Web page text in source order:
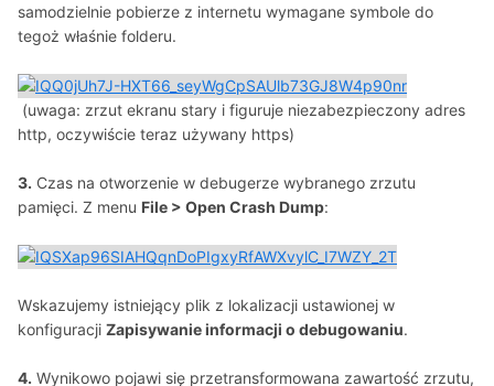
samodzielnie pobierze z internetu wymagane symbole do
tegoż właśnie folderu.
(uwaga: zrzut ekranu stary i figuruje niezabezpieczony adres
http, oczywiście teraz używany https)
3. Czas na otworzenie w debugerze wybranego zrzutu
pamięci. Z menu File > Open Crash Dump:
Wskazujemy istniejący plik z lokalizacji ustawionej w
konfiguracji Zapisywanie informacji o debugowaniu.
4. Wynikowo pojawi się przetransformowana zawartość zrzutu,